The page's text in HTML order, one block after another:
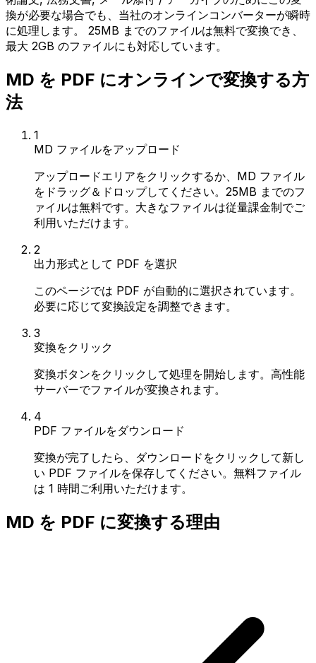
換が必要な場合でも、当社のオンラインコンバーターが瞬時
に処理します。 25MB までのファイルは無料で変換でき、
最大 2GB のファイルにも対応しています。
MD を PDF にオンラインで変換する方
法
1
MD ファイルをアップロード
アップロードエリアをクリックするか、MD ファイル
をドラッグ＆ドロップしてください。25MB までのフ
ァイルは無料です。大きなファイルは従量課金制でご
利用いただけます。
2
出力形式として PDF を選択
このページでは PDF が自動的に選択されています。
必要に応じて変換設定を調整できます。
3
変換をクリック
変換ボタンをクリックして処理を開始します。高性能
サーバーでファイルが変換されます。
4
PDF ファイルをダウンロード
変換が完了したら、ダウンロードをクリックして新し
い PDF ファイルを保存してください。無料ファイル
は 1 時間ご利用いただけます。
MD を PDF に変換する理由